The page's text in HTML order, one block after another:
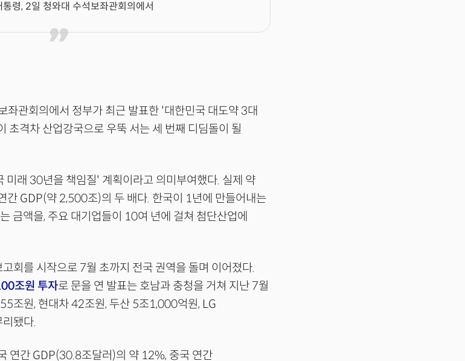
통령, 2일 청와대 수석보좌관회의에서
좌관회의에서 정부가 최근 발표한 '대한민국 대도약 3대
초격차 산업강국으로 우뚝 서는 세 번째 디딤돌이 될
미래 30년을 책임질' 계획이라고 의미부여했다. 실제 약
간 GDP(약 2,500조)의 두 배다. 한국이 1년에 만들어내는
금액을, 주요 대기업들이 10여 년에 걸쳐 첨단산업에
회를 시작으로 7월 초까지 전국 권역을 돌며 이어졌다.
조원 투자로 문을 연 발표는 호남과 충청을 거쳐 지난 7월
조원, 현대차 42조원, 두산 5조1,000억원, LG
됐다.
연간 GDP(30.8조달러)의 약 12%, 중국 연간